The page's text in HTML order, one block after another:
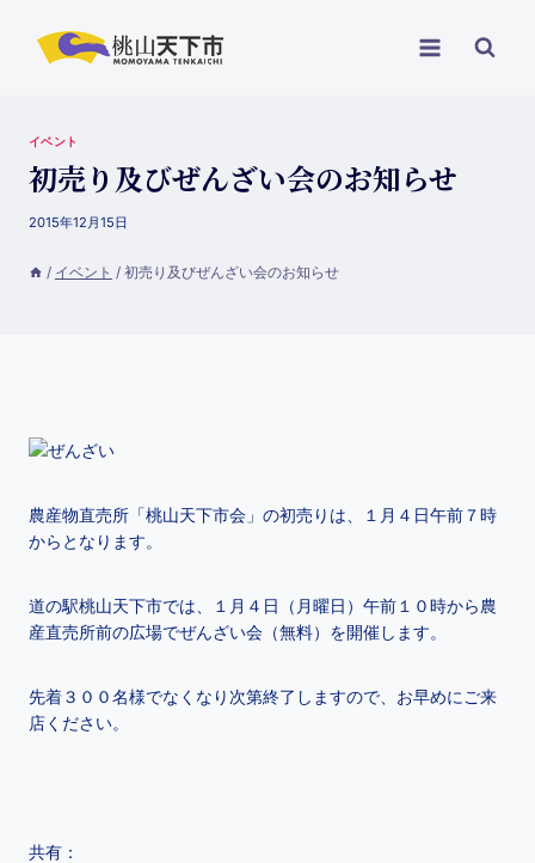
イベント
初売り及びぜんざい会のお知らせ
2015年12月15日
/ イベント / 初売り及びぜんざい会のお知らせ
農産物直売所「桃山天下市会」の初売りは、１月４日午前７時
からとなります。
道の駅桃山天下市では、１月４日（月曜日）午前１０時から農
産直売所前の広場でぜんざい会（無料）を開催します。
先着３００名様でなくなり次第終了しますので、お早めにご来
店ください。
共有：